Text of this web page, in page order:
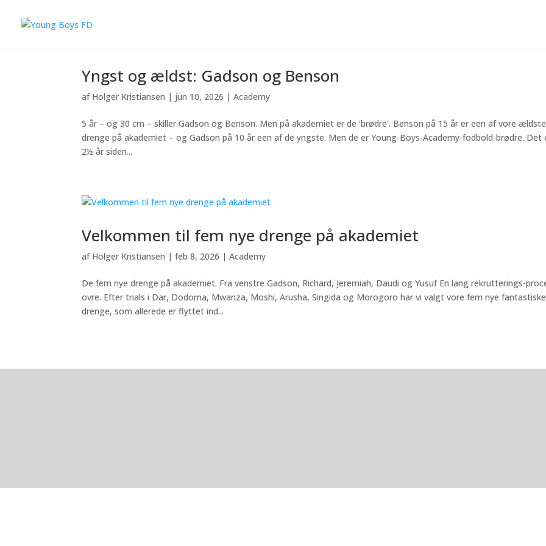
Yngst og ældst: Gadson og Benson
af Holger Kristiansen | jun 10, 2026 |Academy
5 år – og 30 cm – skiller Gadson og Benson. Men på akademiet er de ‘brødre’. Benson på 15 år er een af vore ældste
drenge på akademiet – og Gadson på 10 år een af de yngste. Men de er Young-Boys-Academy-fodbold-brødre. Det
2½ år siden...
Velkommen til fem nye drenge på akademiet
af Holger Kristiansen |feb 8, 2026 |Academy
De fem nye drenge på akademiet. Fra venstre Gadson, Richard, Jeremiah, Daudi og Yusuf En lang rekrutterings-
ovre. Efter trials i Dar, Dodoma, Mwanza, Moshi, Arusha, Singida og Morogoro har vi valgt vore fem nye fantastiske
drenge, som allerede er flyttet ind...